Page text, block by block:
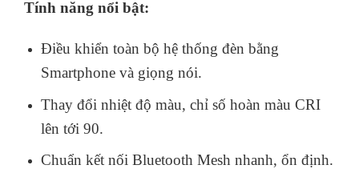
Đèn LED thông minh Lumi được gia công và chế
tạo bởi những kỹ sư Việt, tập trung vào trải
nghiệm người dùng, để từ thao tác lắp đặt, cấu
hình, cho đến bước sử dụng. Người dùng luôn có
cảm giác thoải mái.